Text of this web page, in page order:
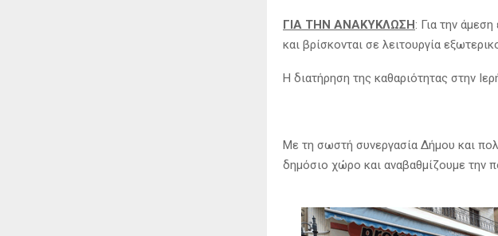
ΓΙΑ ΤΗΝ ΑΝΑΚΥΚΛΩΣΗ: Για την
και βρίσκονται σε λειτουργία
Η διατήρηση της καθαριότητας στην
Με τη σωστή συνεργασία Δήμου και
δημόσιο χώρο και αναβαθμίζουμε την